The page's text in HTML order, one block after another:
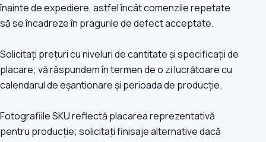
înainte de expediere, astfel încât comenzile repetate
să se încadreze în pragurile de defect acceptate.
Solicitați prețuri cu niveluri de cantitate și specificații de
placare; vă răspundem în termen de o zi lucrătoare cu
calendarul de eșantionare și perioada de producție.
Fotografiile SKU reflectă placarea reprezentativă
pentru producție; solicitați finisaje alternative dacă